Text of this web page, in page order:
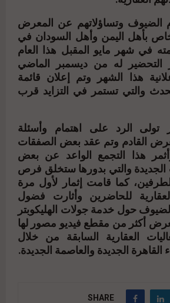
الضيوف وتساؤلاتهم عن المعرض
بأهل اليمن وأهل السودان في
في شهر مايو المقبل هذا العام
التحضير له من ديسمبر الماضي
هذا الشهر وتم إعلان قائمة
والتي تستمر في التزايد قرب
الرد على اهتمام وأسئلة
القادم وتم عقد بعض الصفقات
هذا التجمع الواعد عن بعض
الجديدة والتي بدورها ستخلق فرص
كما قامت إثمار لأول مرة
للحاضرين وأثارت فضول
حول خدمة جولات الهليكوبتر
أكثر من مقطع فيديو مصور لها
العقارية السابقة من خلال
القاهرة الجديدة والعاصمة الجديدة.
SHARE